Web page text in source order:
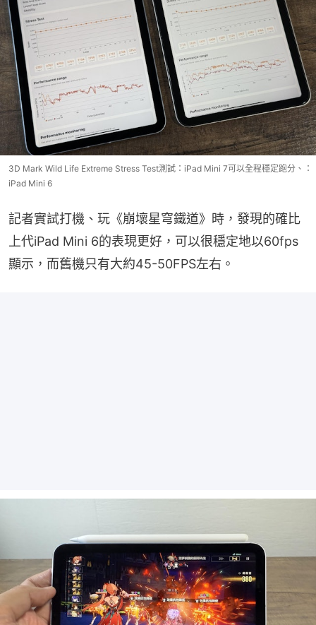
3D Mark Wild Life Extreme Stress Test測試：iPad Mini 7可以全程穩定跑分、：
iPad Mini 6
記者實試打機、玩《崩壞星穹鐵道》時，發現的確比
上代iPad Mini 6的表現更好，可以很穩定地以60fps
顯示，而舊機只有大約45-50FPS左右。